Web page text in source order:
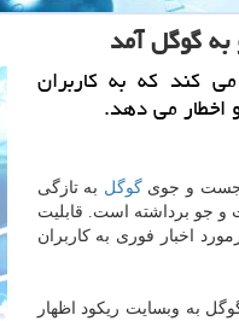
گوگل آمد
کند که به کاربران
اخطار می دهد.
جست و جویگوگل به تازگی
و جو برداشته است. قابلیت
اخبار فوری به کاربران
به وبسایت ریکود اظهار